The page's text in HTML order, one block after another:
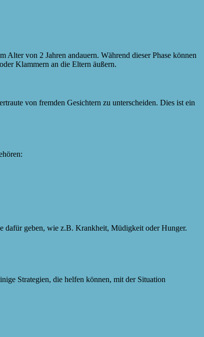
von 2 Jahren andauern. Während dieser Phase können
Klammern an die Eltern äußern.
von fremden Gesichtern zu unterscheiden. Dies ist ein
dafür geben, wie z.B. Krankheit, Müdigkeit oder Hunger.
Strategien, die helfen können, mit der Situation